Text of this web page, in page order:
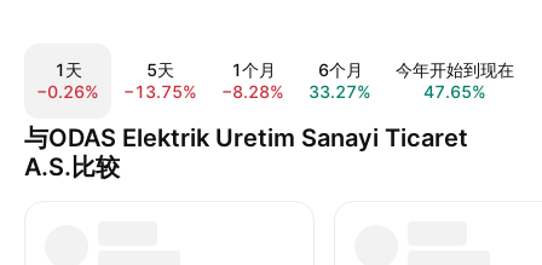
1天
−0.26%
5天
−13.75%
1个月
−8.28%
6个月
33.27%
今年开始到现在
47.65%
与ODAS Elektrik Uretim Sanayi Ticaret
A.S.比较